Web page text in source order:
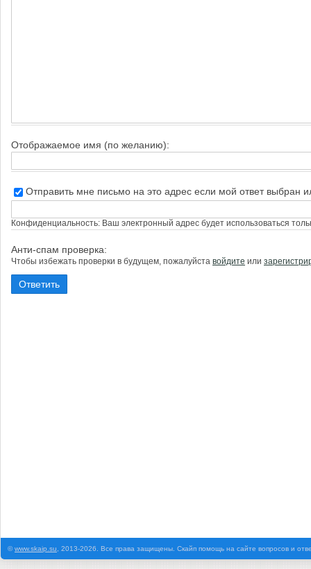
Отображаемое имя (по желанию):
Отправить мне письмо на это адрес если мой ответ выбран
Конфиденциальность: Ваш электронный адрес будет использоваться
Анти-спам проверка:
Чтобы избежать проверки в будущем, пожалуйста войдите или
©www.skaip.su , 2013-2026. Все права защищены. Скайп помощь на сайте вопросов и